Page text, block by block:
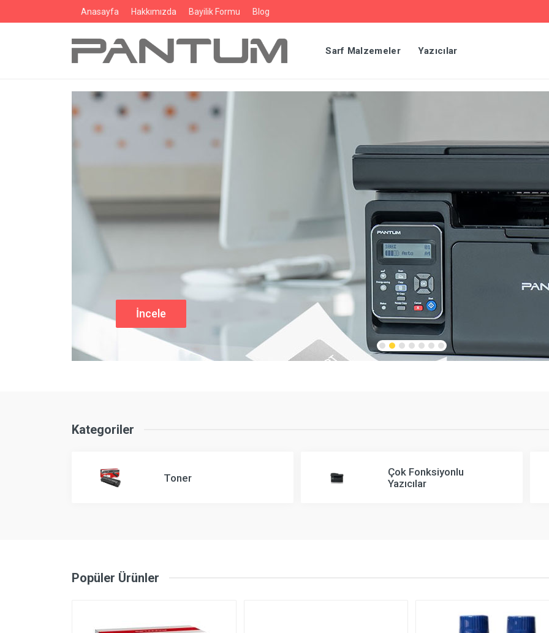
Anasayfa Hakkımızda Bayilik Formu Blog
Sarf Malzemeler Yazıcılar
İncele
Kategoriler
Toner
Çok Fonksiyonlu
Yazıcılar
Popüler Ürünler